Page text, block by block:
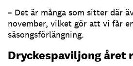
– Det är många som sitter där
november, vilket gör att vi får
säsongsförlängning.
Dryckespaviljong året